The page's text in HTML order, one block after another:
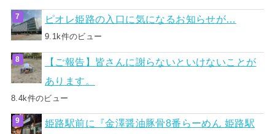
ピオレ姫路の入口に気になるお知らせが…
9.1k件のビュー
【ご報告】皆さんに謝らないといけないことが
あります。
8.4k件のビュー
姫路駅前に『金澤醤油豚骨8番らーめん 姫路駅